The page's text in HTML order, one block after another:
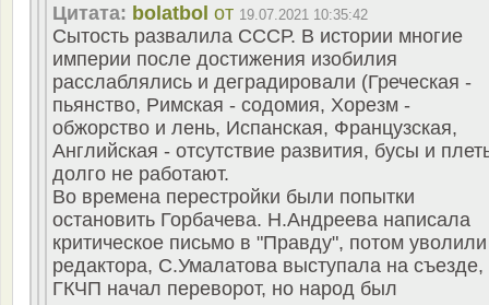
Цитата: bolatbol от 19.07.2021 10:35:42
Сытость развалила СССР. В истории многие
империи после достижения изобилия
расслаблялись и деградировали (Греческая -
пьянство, Римская - содомия, Хорезм -
обжорство и лень, Испанская, Французская,
Английская - отсутствие развития, бусы и
долго не работают.
Во времена перестройки были попытки
остановить Горбачева. Н.Андреева написала
критическое письмо в "Правду", потом уволили
редактора, С.Умалатова выступала на съезде,
ГКЧП начал переворот, но народ был